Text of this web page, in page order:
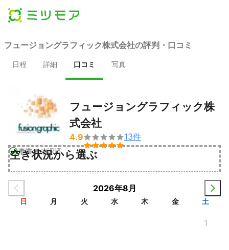
フュージョングラフィック株式会社の評判・口コミ
日程 詳細 口コミ 写真
事業者確認済
フュージョングラフィック株
式会社
4.9

13件
空き状況から選ぶ
2026年8月
日 月 火 水 木 金 土
1